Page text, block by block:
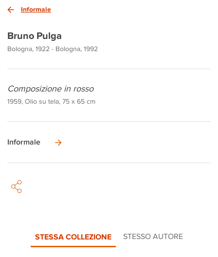
Informale
Bruno Pulga
Bologna, 1922 - Bologna, 1992
Composizione in rosso
1959, Olio su tela, 75 x 65 cm
Informale
STESSA COLLEZIONE STESSO AUTORE